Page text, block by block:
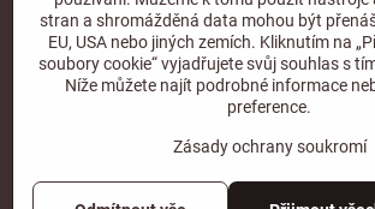
při objednávce nad2000 Kč vč. DPH.
*Nevztahuje se na paletovou přepravu.
stran a shromážděná data mohou být
EU, USA nebo jiných zemích. Kliknutím na
soubory cookie“ vyjadřujete svůj souhlas s
Níže můžete najít podrobné informace
preference.
Zásady ochrany soukromí